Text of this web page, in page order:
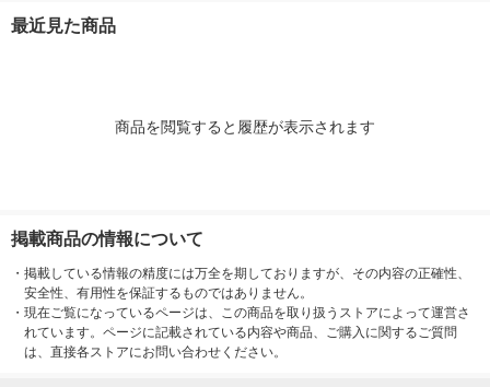
（イチオシ） オリジ
最近見た商品
商品を閲覧すると履歴が表示されます
掲載商品の情報について
・ 掲載している情報の精度には万全を期しておりますが、その内容の正確性、
安全性、有用性を保証するものではありません。
・ 現在ご覧になっているページは、この商品を取り扱うストアによって運営さ
れています。ページに記載されている内容や商品、ご購入に関するご質問
は、直接各ストアにお問い合わせください。